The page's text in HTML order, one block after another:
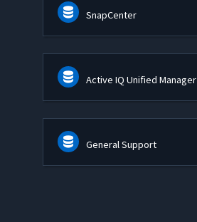
SnapCenter
Active IQ Unified Manager
General Support